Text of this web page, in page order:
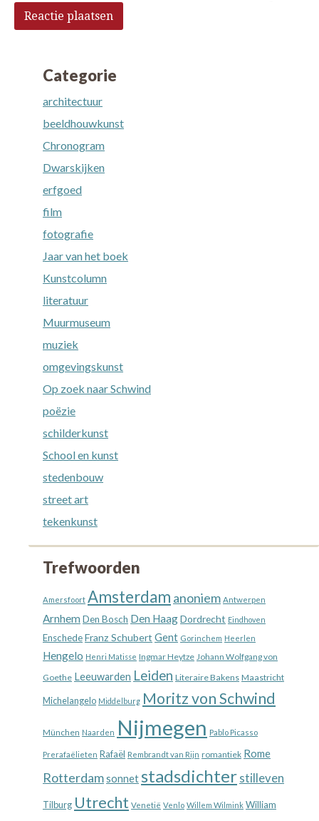
Categorie
architectuur
beeldhouwkunst
Chronogram
Dwarskijken
erfgoed
film
fotografie
Jaar van het boek
Kunstcolumn
literatuur
Muurmuseum
muziek
omgevingskunst
Op zoek naar Schwind
poëzie
schilderkunst
School en kunst
stedenbouw
street art
tekenkunst
Trefwoorden
Amersfoort Amsterdam anoniem Antwerpen
Arnhem Den Bosch Den HaagDordrecht Eindhoven
EnschedeFranz Schubert Gent Gorinchem Heerlen
Hengelo Henri Matisse Ingmar Heytze Johann Wolfgang von
Goethe Leeuwarden Leiden Literaire Bakens Maastricht
Michelangelo Middelburg Moritz von Schwind
München Naarden Nijmegen Pablo Picasso
Prerafaëlieten Rafaël Rembrandt van Rijn romantiek Rome
Rotterdamsonnet stadsdichter stilleven
Tilburg Utrecht Venetië Venlo Willem Wilmink William